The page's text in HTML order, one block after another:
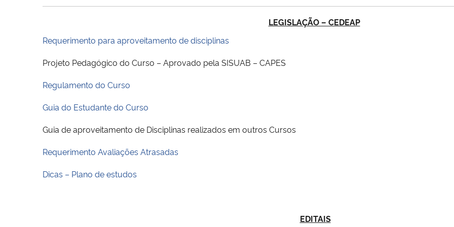
LEGISLAÇÃO – CEDEAP
Requerimento para aproveitamento de disciplinas
Projeto Pedagógico do Curso – Aprovado pela SISUAB – CAPES
Regulamento do Curso
Guia do Estudante do Curso
Guia de aproveitamento de Disciplinas realizados em outros Cursos
Requerimento Avaliações Atrasadas
Dicas – Plano de estudos
EDITAIS